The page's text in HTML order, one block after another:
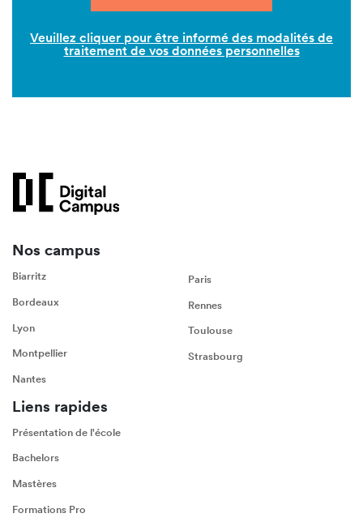
Veuillez cliquer pour être informé des modalités de
traitement de vos données personnelles
Nos campus
Biarritz
Bordeaux
Lyon
Montpellier
Nantes
Paris
Rennes
Toulouse
Strasbourg
Liens rapides
Présentation de l'école
Bachelors
Mastères
Formations Pro